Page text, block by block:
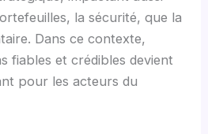
la sécurité, que la
Dans ce contexte,
fiables et crédibles devient
pour les acteurs du